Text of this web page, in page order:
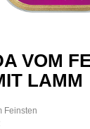
VOM
LAMM
Feinsten